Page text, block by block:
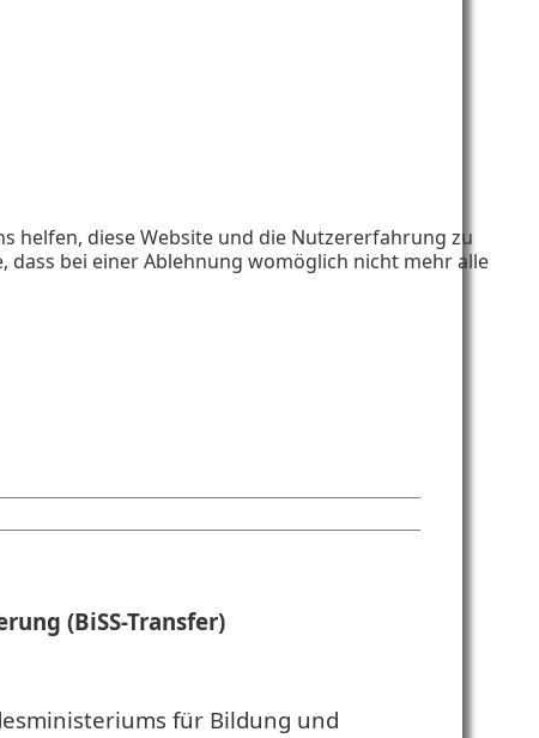
(BiSS-Transfer)
für Bildung und
helfen, diese Website und die Nutzererfahrung zu
dass bei einer Ablehnung womöglich nicht mehr alle